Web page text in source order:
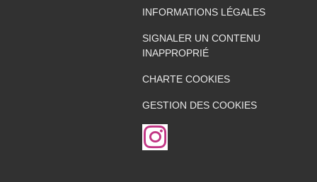
INFORMATIONS LÉGALES
SIGNALER UN CONTENU
INAPPROPRIÉ
CHARTE COOKIES
GESTION DES COOKIES